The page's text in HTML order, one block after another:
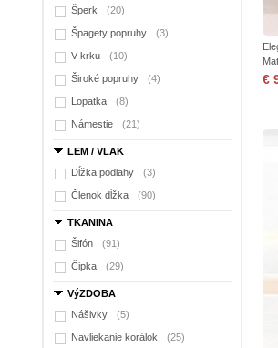
Šperk (20)
Špagety popruhy (3)
V krku (10)
Široké popruhy (4)
Lopatka (8)
Námestie (21)
LEM / VLAK
Dĺžka podlahy
(3)
Členok dĺžka (90)
TKANINA
Šifón
(91)
Čipka (29)
VýZDOBA
Nášivky
(5)
Navliekanie korálok (25)
€